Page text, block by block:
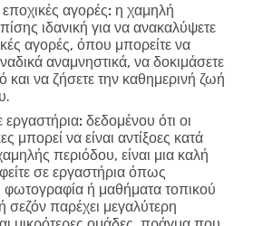
αγορές: η χαμηλή
ιδανική για να ανακαλύψετε
αγορές, όπου μπορείτε να
αναμνηστικά, να δοκιμάσετε
και να ζήσετε την καθημερινή ζωή
εργαστήρια: δεδομένου ότι οι
μπορεί να είναι αντίξοες κατά
περιόδου, είναι μια καλή
σε εργαστήρια όπως
φωτογραφία ή μαθήματα τοπικού
παρέχει μεγαλύτερη